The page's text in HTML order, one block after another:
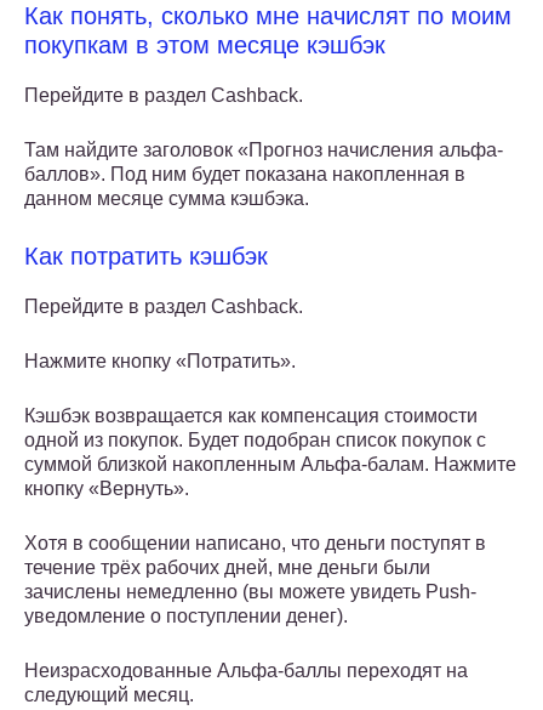
Как понять, сколько мне начислят по моим
покупкам в этом месяце кэшбэк
Перейдите в раздел Cashback.
Там найдите заголовок «Прогноз начисления альфа-
баллов». Под ним будет показана накопленная в
данном месяце сумма кэшбэка.
Как потратить кэшбэк
Перейдите в раздел Cashback.
Нажмите кнопку «Потратить».
Кэшбэк возвращается как компенсация стоимости
одной из покупок. Будет подобран список покупок с
суммой близкой накопленным Альфа-балам. Нажмите
кнопку «Вернуть».
Хотя в сообщении написано, что деньги поступят в
течение трёх рабочих дней, мне деньги были
зачислены немедленно (вы можете увидеть Push-
уведомление о поступлении денег).
Неизрасходованные Альфа-баллы переходят на
следующий месяц.